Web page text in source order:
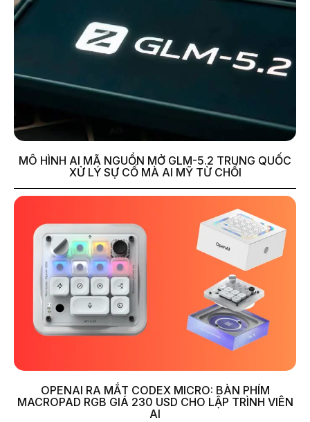
MÔ HÌNH AI MÃ NGUỒN MỞ GLM-5.2 TRUNG QUỐC
XỬ LÝ SỰ CỐ MÀ AI MỸ TỪ CHỐI
OPENAI RA MẮT CODEX MICRO: BÀN PHÍM
MACROPAD RGB GIÁ 230 USD CHO LẬP TRÌNH VIÊN
AI